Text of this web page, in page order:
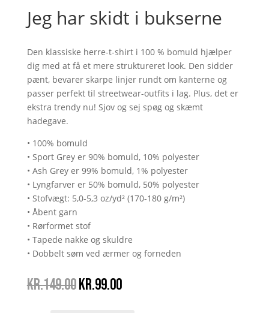
Jeg har skidt i bukserne
Den klassiske herre-t-shirt i 100 % bomuld hjælper
dig med at få et mere struktureret look. Den sidder
pænt, bevarer skarpe linjer rundt om kanterne og
passer perfekt til streetwear-outfits i lag. Plus, det er
ekstra trendy nu! Sjov og sej spøg og skæmt
hadegave.
• 100% bomuld
• Sport Grey er 90% bomuld, 10% polyester
• Ash Grey er 99% bomuld, 1% polyester
• Lyngfarver er 50% bomuld, 50% polyester
• Stofvægt: 5,0-5,3 oz/yd² (170-180 g/m²)
• Åbent garn
• Rørformet stof
• Tapede nakke og skuldre
• Dobbelt søm ved ærmer og forneden
kr.149.00Den
kr.99.00Den